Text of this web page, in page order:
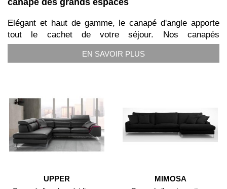
canapé des grands espaces
Elégant et haut de gamme, le canapé d'angle apporte
tout le cachet de votre séjour. Nos canapés
sont entièrement personnalisables, vous pouvez
choisir votre méridienne d'angle à droite ou à gauche
Acheter uncanapé d'angle sur Luxesofa.com s'est la garantie
d'obtenir lemeilleur prixsur une sélection de références de
qualité fabriquées en Italie par de grands fabricants haut de
gamme comme Verysofa et
EN SAVOIR PLUS
UPPER
MIMOSA